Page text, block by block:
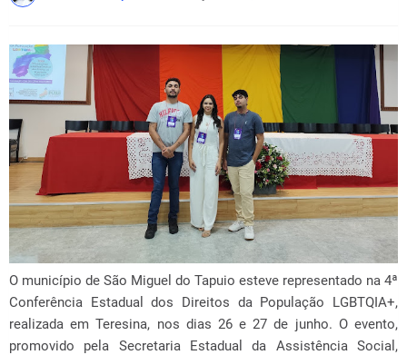
O município de São Miguel do Tapuio esteve representado na 4ª
Conferência Estadual dos Direitos da População LGBTQIA+,
realizada em Teresina, nos dias 26 e 27 de junho. O evento,
promovido pela Secretaria Estadual da Assistência Social,